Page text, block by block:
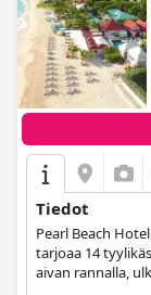
Tiedot
Pearl Beach
tarjoaa 14
aivan rannalla,